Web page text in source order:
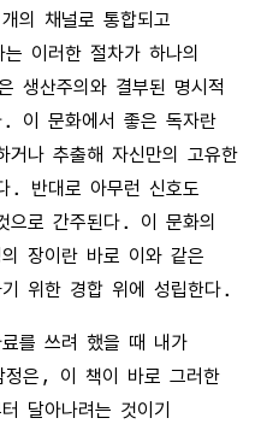
의 채널로 통합되고
이러한 절차가 하나의
생산주의와 결부된 명시적
. 이 문화에서 좋은 독자란
거나 추출해 자신만의 고유한
. 반대로 아무런 신호도
으로 간주된다. 이 문화의
장이란 바로 이와 같은
위한 경합 위에 성립한다.
를 쓰려 했을 때 내가
은, 이 책이 바로 그러한
달아나려는 것이기